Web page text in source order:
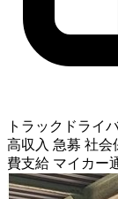
トラックドライ
高収入 急募 社会
費支給 マイカー